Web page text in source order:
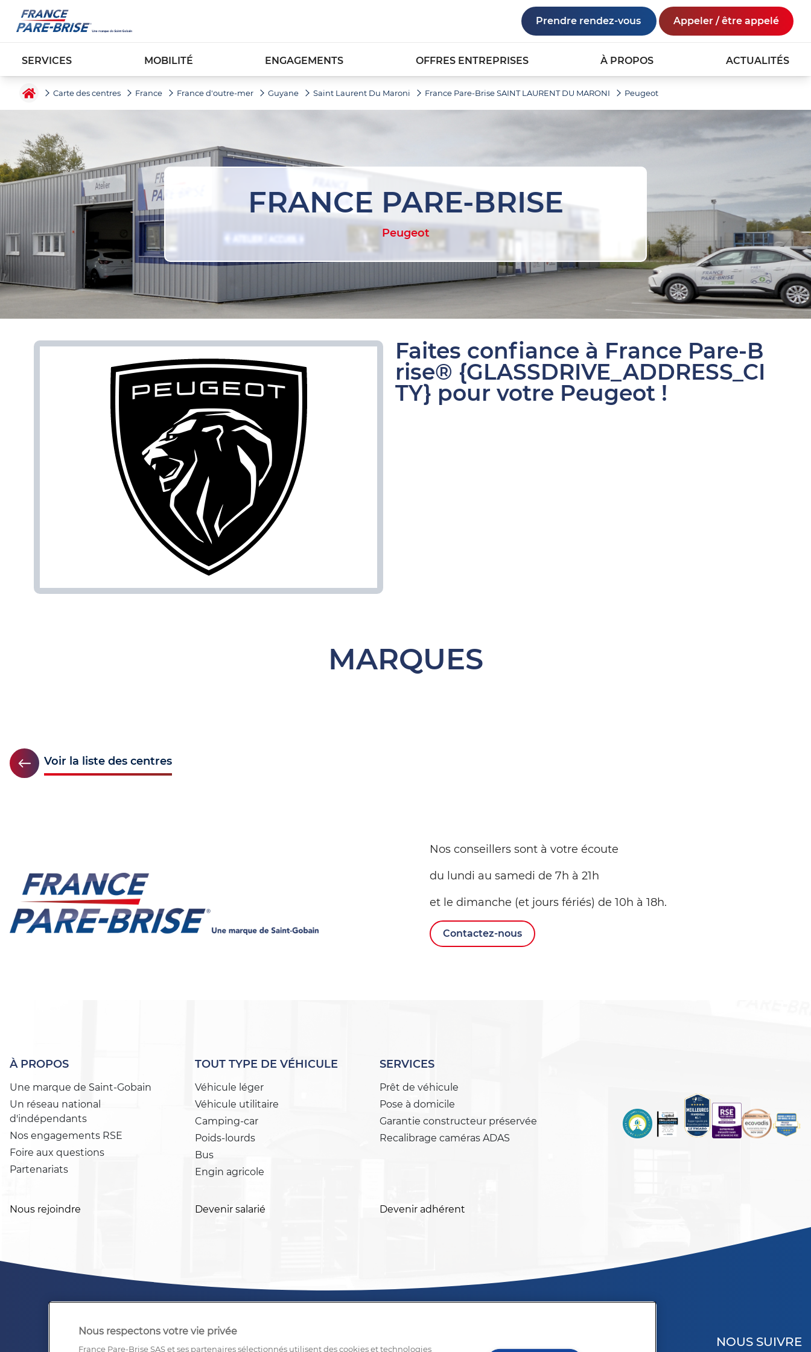
Prendre rendez-vous Appeler / être appelé
SERVICES MOBILITÉ ENGAGEMENTS OFFRES ENTREPRISES À PROPOS ACTUALITÉS
Carte des centres France France d'outre-mer Guyane Saint Laurent Du Maroni France Pare-Brise SAINT LAURENT DU MARONI Peugeot
FRANCE PARE-BRISE
Peugeot
Faites confiance à France Pare-B
rise® {GLASSDRIVE_ADDRESS_CI
TY} pour votre Peugeot !
MARQUES
Voir la liste des centres
Nos conseillers sont à votre écoute
du lundi au samedi de 7h à 21h
et le dimanche (et jours fériés) de 10h à 18h.
Contactez-nous
À PROPOS
Une marque de Saint-Gobain
Un réseau national
d'indépendants
Nos engagements RSE
Foire aux questions
Partenariats
TOUT TYPE DE VÉHICULE
Véhicule léger
Véhicule utilitaire
Camping-car
Poids-lourds
Bus
Engin agricole
SERVICES
Prêt de véhicule
Pose à domicile
Garantie constructeur préservée
Recalibrage caméras ADAS
Nous rejoindre Devenir salarié Devenir adhérent
NOUS SUIVRE
Nous respectons votre vie privée
France Pare-Brise SAS et ses partenaires sélectionnés utilisent des cookies et technologies